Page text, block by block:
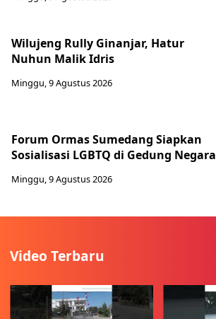
Wilujeng Rully Ginanjar, Hatur
Nuhun Malik Idris
Minggu, 9 Agustus 2026
Forum Ormas Sumedang Siapkan
Sosialisasi LGBTQ di Gedung Negara
Minggu, 9 Agustus 2026
Video Terbaru